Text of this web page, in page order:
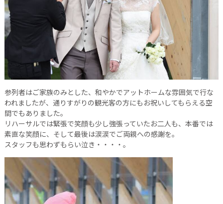
参列者はご家族のみとした、和やかでアットホームな雰囲気で行な
われましたが、通りすがりの観光客の方にもお祝いしてもらえる空
間でもありました。
リハーサルでは緊張で笑顔も少し強張っていたお二人も、本番では
素直な笑顔に、そして最後は涙涙でご両親への感謝を。
スタッフも思わずもらい泣き・・・・。